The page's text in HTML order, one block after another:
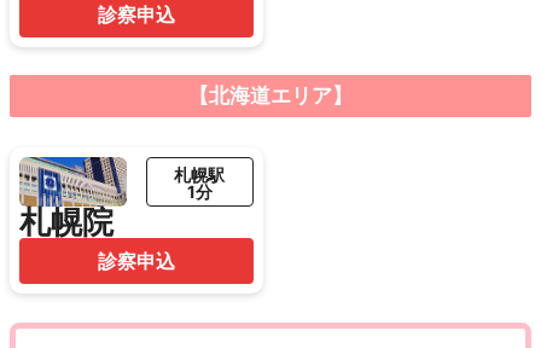
診察申込
【北海道エリア】
札幌院
札幌駅
1分
診察申込